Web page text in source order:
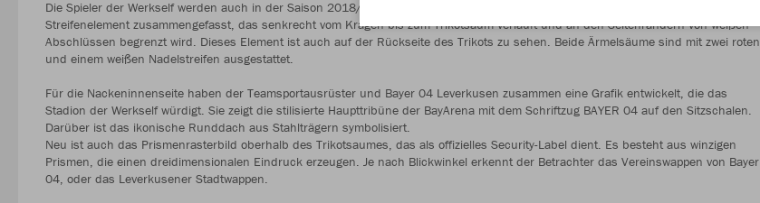
Die Spieler der Werkself werden auch in der Saison 2018/19 durch elf Nadelstreifen symbolisiert. Sie sind in einem zentralen
Streifenelement zusammengefasst, das senkrecht vom Kragen bis zum Trikotsaum verläuft und an den Seitenrändern von weißen
Abschlüssen begrenzt wird. Dieses Element ist auch auf der Rückseite des Trikots zu sehen. Beide Ärmelsäume sind mit zwei roten
und einem weißen Nadelstreifen ausgestattet.
Für die Nackeninnenseite haben der Teamsportausrüster und Bayer 04 Leverkusen zusammen eine Grafik entwickelt, die das
Stadion der Werkself würdigt. Sie zeigt die stilisierte Haupttribüne der BayArena mit dem Schriftzug BAYER 04 auf den Sitzschalen.
Darüber ist das ikonische Runddach aus Stahlträgern symbolisiert.
Neu ist auch das Prismenrasterbild oberhalb des Trikotsaumes, das als offizielles Security-Label dient. Es besteht aus winzigen
Prismen, die einen dreidimensionalen Eindruck erzeugen. Je nach Blickwinkel erkennt der Betrachter das Vereinswappen von Bayer
04, oder das Leverkusener Stadtwappen.